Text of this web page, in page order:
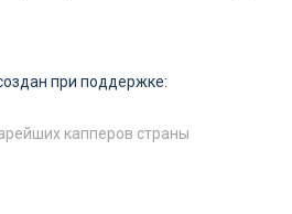
при поддержке:
капперов страны